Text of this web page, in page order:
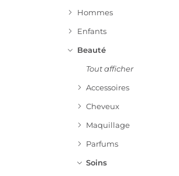
Hommes
Enfants
Beauté
Tout afficher
Accessoires
Cheveux
Maquillage
Parfums
Soins